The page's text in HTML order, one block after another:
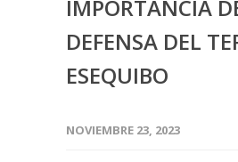
IMPORTANCIA
DEFENSA DEL
ESEQUIBO
NOVIEMBRE 23, 2023